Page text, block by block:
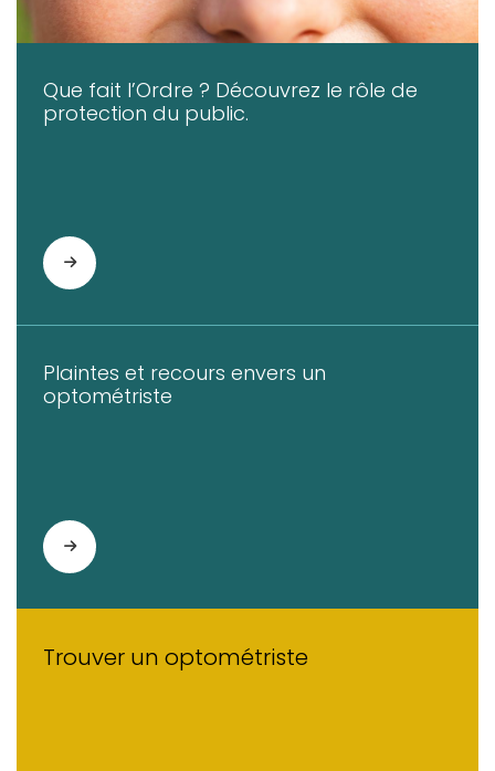
Que fait l’Ordre ? Découvrez le rôle de
protection du public.
Plaintes et recours envers un
optométriste
Trouver un optométriste